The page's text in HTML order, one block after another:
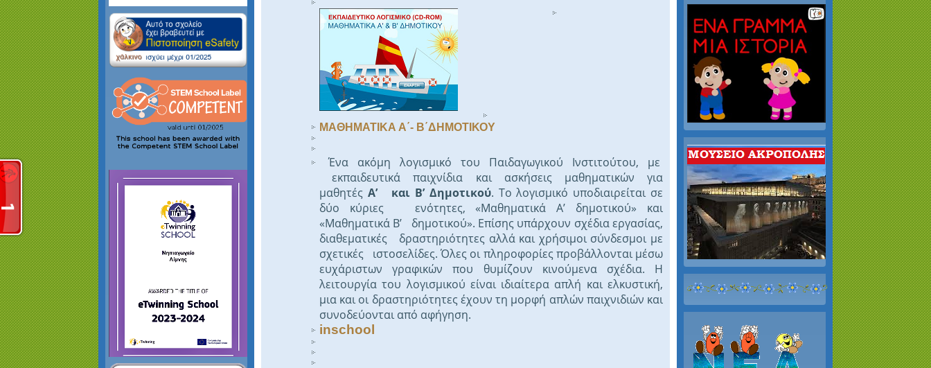
ΜΑΘΗΜΑΤΙΚΑ Α΄- Β΄ΔΗΜΟΤΙΚΟΥ
Ένα ακόμη λογισμικό του Παιδαγωγικού Ινστιτούτου, με
εκπαιδευτικά παιχνίδια και ασκήσεις μαθηματικών για
μαθητές Α’ και Β’ Δημοτικού. Το λογισμικό υποδιαιρείται σε
δύο κύριες ενότητες, «Μαθηματικά Α’ δημοτικού» και
«Μαθηματικά Β’ δημοτικού». Επίσης υπάρχουν σχέδια εργασίας,
διαθεματικές δραστηριότητες αλλά και χρήσιμοι σύνδεσμοι με
σχετικές ιστοσελίδες. Όλες οι πληροφορίες προβάλλονται μέσω
ευχάριστων γραφικών που θυμίζουν κινούμενα σχέδια. Η
λειτουργία του λογισμικού είναι ιδιαίτερα απλή και ελκυστική,
μια και οι δραστηριότητες έχουν τη μορφή απλών παιχνιδιών και
συνοδεύονται από αφήγηση.
inschool